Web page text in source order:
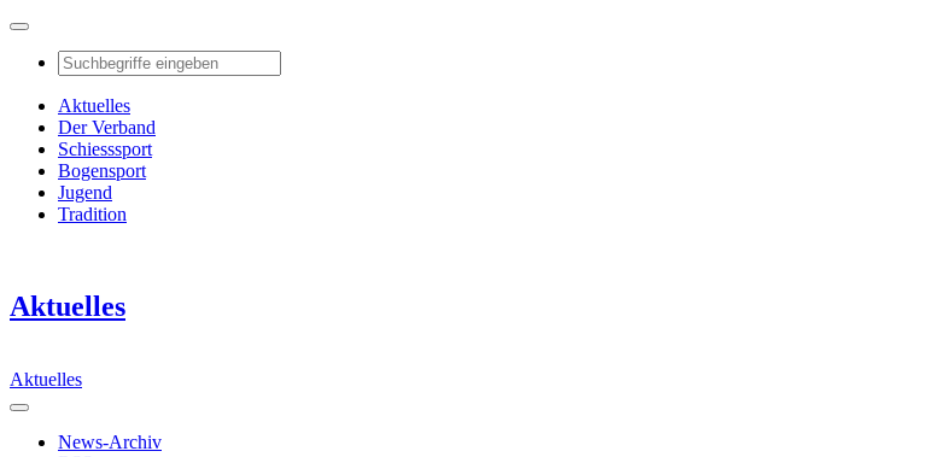
Aktuelles
Der Verband
Schiesssport
Bogensport
Jugend
Tradition
Aktuelles
Aktuelles
News-Archiv